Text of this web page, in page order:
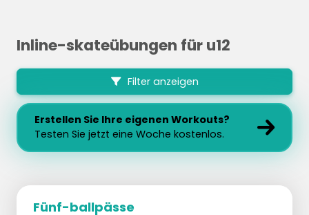
Inline-skateübungen für u12
Filter anzeigen
Erstellen Sie Ihre eigenen Workouts?
Testen Sie jetzt eine Woche kostenlos.
Fünf-ballpässe